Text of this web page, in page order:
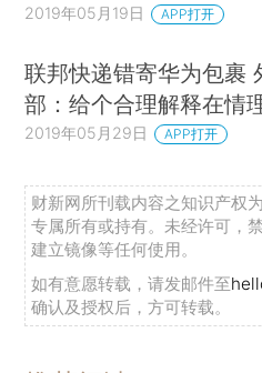
2019年05月19日 APP打开
联邦快递错寄华为包裹
部：给个合理解释在情
2019年05月29日 APP打开
财新网所刊载内容之知识产权
专属所有或持有。未经许可，
建立镜像等任何使用。
如有意愿转载，请发邮件至
确认及授权后，方可转载。